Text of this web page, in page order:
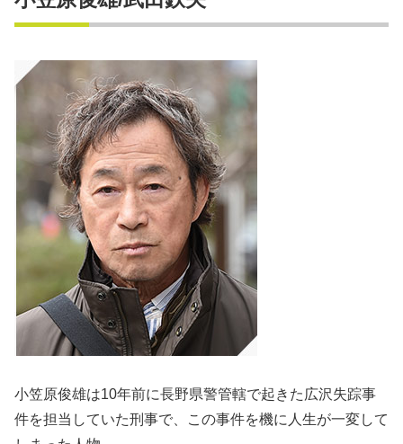
小笠原俊雄は10年前に長野県警管轄で起きた広沢失踪事
件を担当していた刑事で、この事件を機に人生が一変して